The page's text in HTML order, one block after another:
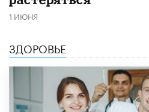
1 ИЮНЯ
ЗДОРОВЬЕ